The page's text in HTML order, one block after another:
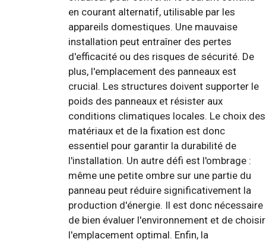
en courant alternatif, utilisable par les
appareils domestiques. Une mauvaise
installation peut entraîner des pertes
d'efficacité ou des risques de sécurité. De
plus, l'emplacement des panneaux est
crucial. Les structures doivent supporter le
poids des panneaux et résister aux
conditions climatiques locales. Le choix des
matériaux et de la fixation est donc
essentiel pour garantir la durabilité de
l'installation. Un autre défi est l'ombrage :
même une petite ombre sur une partie du
panneau peut réduire significativement la
production d'énergie. Il est donc nécessaire
de bien évaluer l'environnement et de choisir
l'emplacement optimal. Enfin, la